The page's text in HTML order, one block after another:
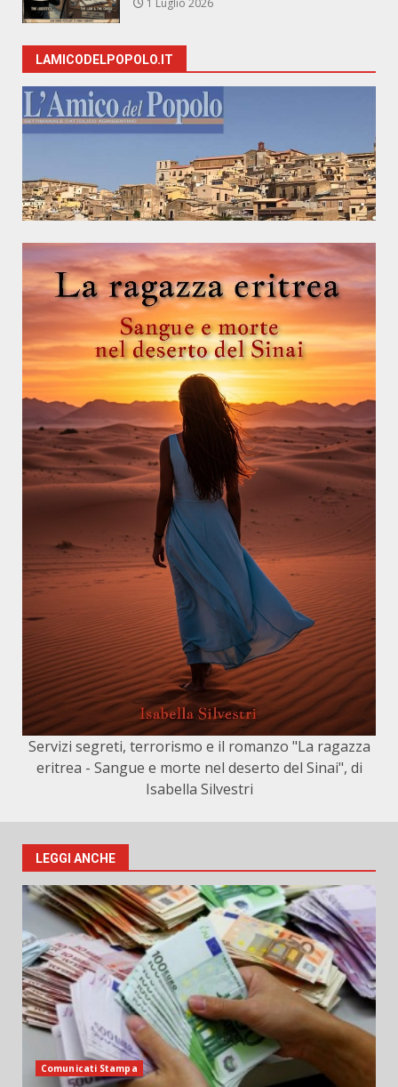
1 Luglio 2026
LAMICODELPOPOLO.IT
Servizi segreti, terrorismo e il romanzo "La ragazza
eritrea - Sangue e morte nel deserto del Sinai", di
Isabella Silvestri
LEGGI ANCHE
Comunicati Stampa